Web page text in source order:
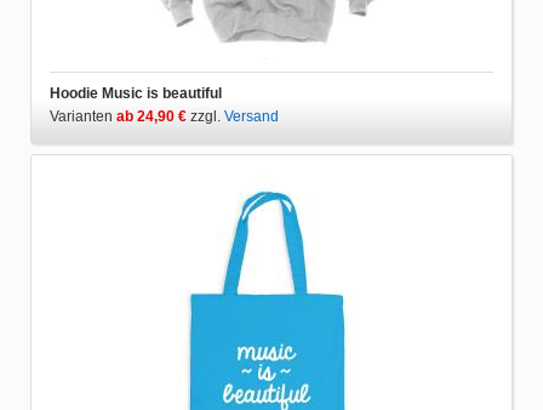
Hoodie Music is beautiful
Varianten ab 24,90 € zzgl. Versand